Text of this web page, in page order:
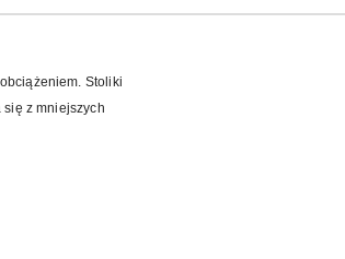
Stoliki
z mniejszych